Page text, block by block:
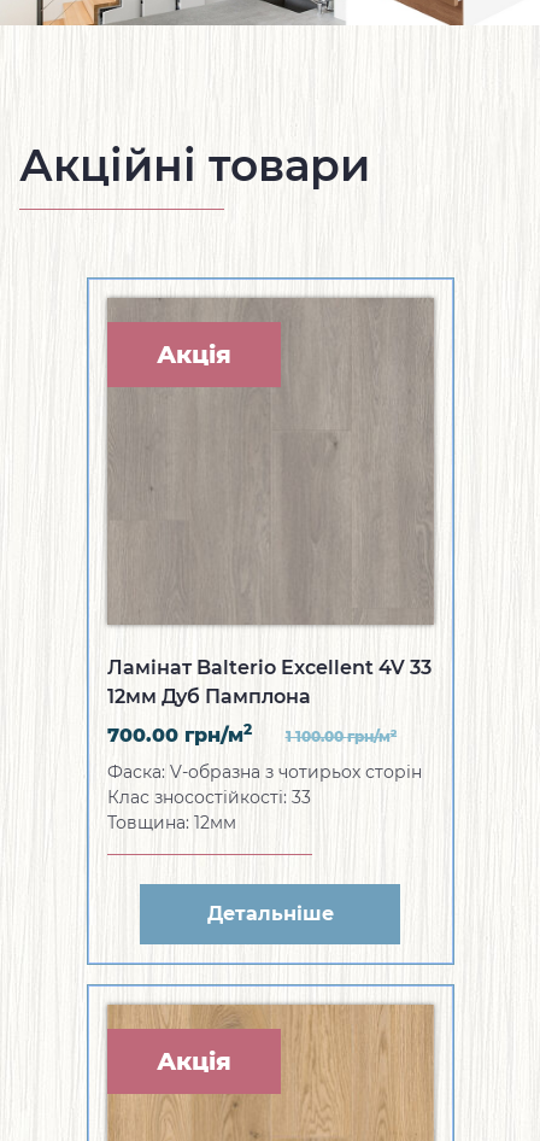
Акційні товари
Акція
Ламінат Balterio Excellent 4V 33
12мм Дуб Памплона
700.00 грн/м2 1 100.00грн/м2
Фаска: V-образна з чотирьох сторін
Клас зносостійкості: 33
Товщина: 12мм
Детальніше
Акція